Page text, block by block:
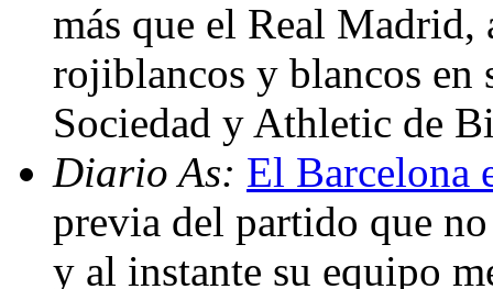
más que el Real Madrid,
rojiblancos y blancos en
Sociedad y Athletic de
Diario As: El Barcelona
previa del partido que
y al instante su equipo